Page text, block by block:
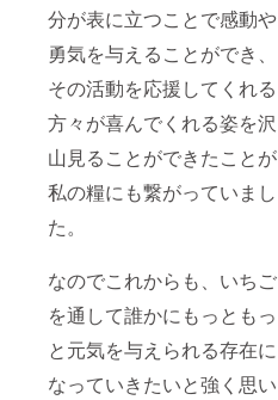
分が表に立つことで感動や
勇気を与えることができ、
その活動を応援してくれる
方々が喜んでくれる姿を沢
山見ることができたことが
私の糧にも繋がっていまし
た。
なのでこれからも、いちご
を通して誰かにもっともっ
と元気を与えられる存在に
なっていきたいと強く思い